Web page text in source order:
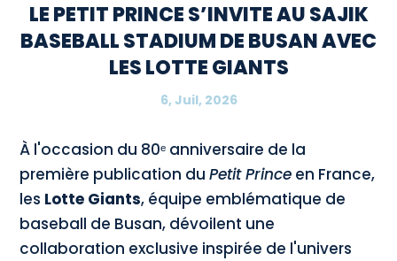
LE PETIT PRINCE S’INVITE AU SAJIK
BASEBALL STADIUM DE BUSAN AVEC
LES LOTTE GIANTS
6, Juil, 2026
À l'occasion du 80ᵉ anniversaire de la
première publication duPetit Prince en France,
les Lotte Giants, équipe emblématique de
baseball de Busan, dévoilent une
collaboration exclusive inspirée de l'univers